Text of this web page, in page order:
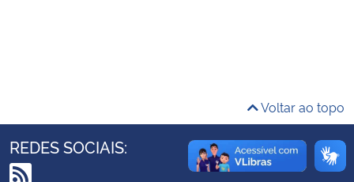
Ministério do Desenvolvimento Regional
Voltar ao topo
REDES SOCIAIS: